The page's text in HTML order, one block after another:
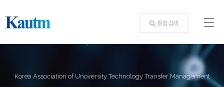
통합검색
Korea Association of Unoversity Technology Transfer Management